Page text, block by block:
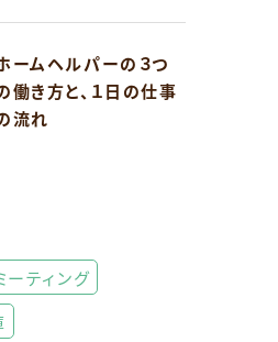
ームヘルパーの３つ
働き方と、１日の仕事
流れ
ーティング